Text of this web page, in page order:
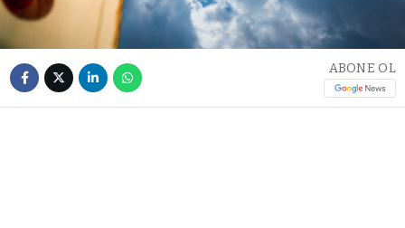
ABONE OL